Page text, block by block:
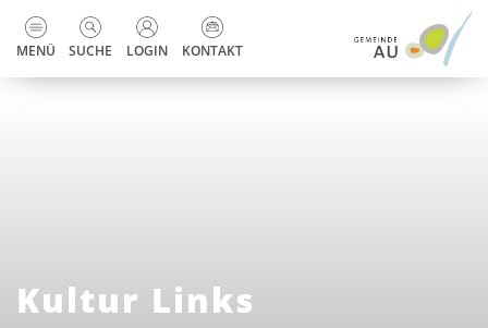
zur Startseite
Direkt zur Hauptnavigation
Direkt zum Inhalt
Direkt zur Suche
Direkt zum Stichwortverzeichnis
Kopfzeile
MENÜ SUCHE LOGIN KONTAKT
Kultur Links